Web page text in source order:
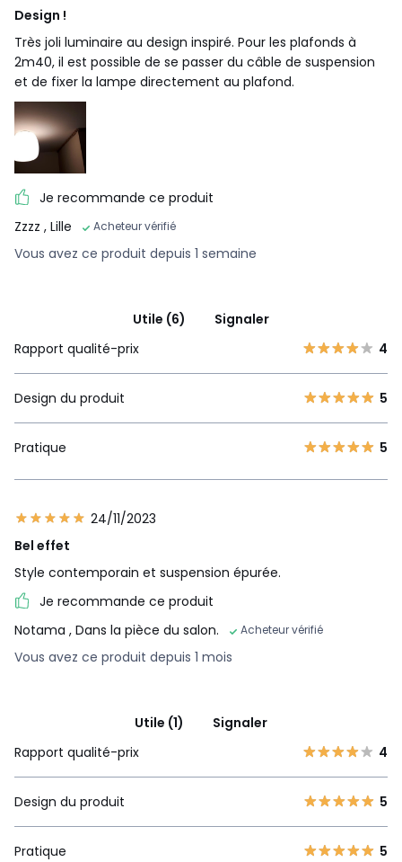
Design !
Très joli luminaire au design inspiré. Pour les plafonds à
2m40, il est possible de se passer du câble de suspension
et de fixer la lampe directement au plafond.
Je recommande ce produit
Zzzz , Lille Acheteur vérifié
Vous avez ce produit depuis 1 semaine
Utile (6)
Signaler
Rapport qualité-prix
4
Design du produit 5
Pratique 5
24/11/2023
Bel effet
Style contemporain et suspension épurée.
Je recommande ce produit
Notama , Dans la pièce du salon. Acheteur vérifié
Vous avez ce produit depuis 1 mois
Utile (1)
Signaler
Rapport qualité-prix
4
Design du produit 5
Pratique 5